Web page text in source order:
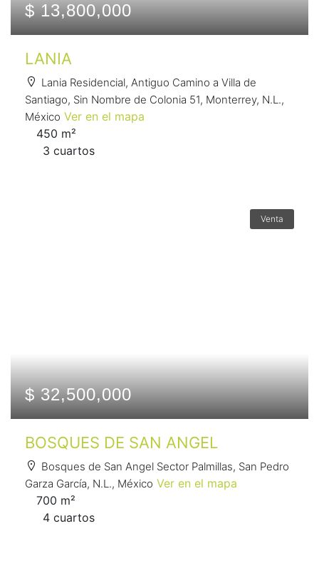
$ 13,800,000
LANIA
Lania Residencial, Antiguo Camino a Villa de
Santiago, Sin Nombre de Colonia 51, Monterrey, N.L.,
México Ver en el mapa
450 m²
3 сuartos
Venta
$ 32,500,000
BOSQUES DE SAN ANGEL
Bosques de San Angel Sector Palmillas, San Pedro
Garza García, N.L., México Ver en el mapa
700 m²
4 сuartos